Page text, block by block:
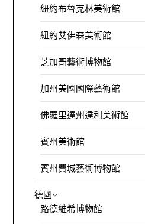
紐約布魯克林美術館
紐約艾佛森美術館
芝加哥藝術博物館
加州美國國際藝術館
佛羅里達州達利美術館
賓州美術館
賓州費城藝術博物館
德國
路德維希博物館